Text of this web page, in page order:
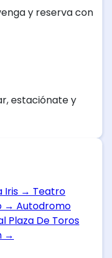
y reserva con
estaciónate y
Iris → Teatro
→ Autodromo
Plaza De Toros
→